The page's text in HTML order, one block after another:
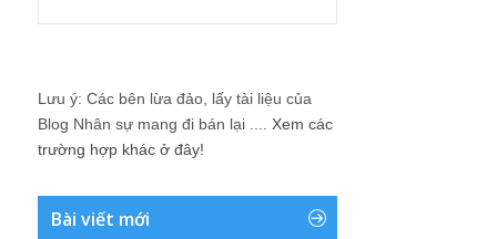
Lưu ý: Các bên lừa đảo, lấy tài liệu của
Blog Nhân sự mang đi bán lại .... Xem các
trường hợp khác ở đây!
Bài viết mới